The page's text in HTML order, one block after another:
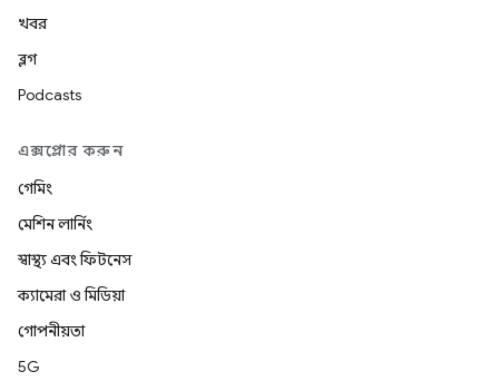
খবর
ব্লগ
Podcasts
এক্সপ্লোর করুন
গেমিং
মেশিন লার্নিং
স্বাস্থ্য এবং ফিটনেস
ক্যামেরা ও মিডিয়া
গোপনীয়তা
5G